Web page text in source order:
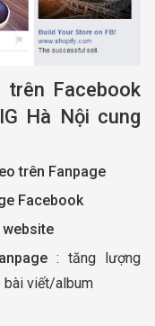
Facebook
Hà Nội cung
trên Fanpage
Facebook
: tăng lượng
bài viết/album